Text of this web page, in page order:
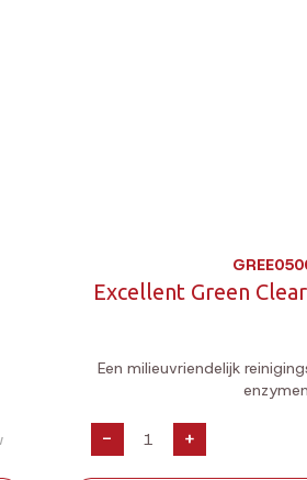
Excellent Green
Een milieuvriendelijk
- +